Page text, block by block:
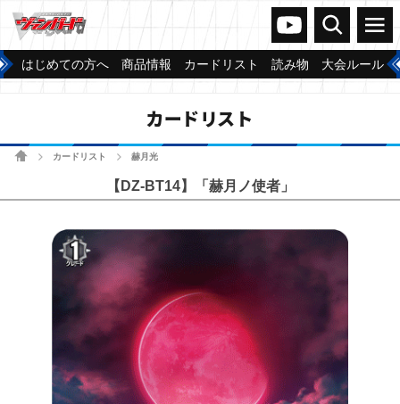
ヴァンガードch
検索 メニュー
はじめての方へ 商品情報 カードリスト 読み物 大会ルール
カードリスト
ホームカードリスト 赫月光
【DZ-BT14】「赫月ノ使者」